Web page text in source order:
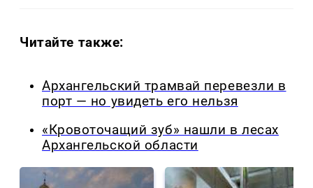
Читайте также:
Архангельский трамвай перевезли в
порт — но увидеть его нельзя
«Кровоточащий зуб» нашли в лесах
Архангельской области